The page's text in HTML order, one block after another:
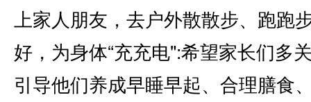
上家人朋友，去户外散散步、跑跑
好，为身体“充充电":希望家长们多
引导他们养成早睡早起、合理膳食